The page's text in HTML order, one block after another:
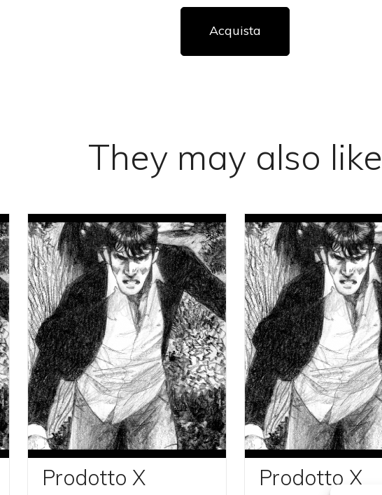
Acquista
They may also like
Prodotto X Prodotto X